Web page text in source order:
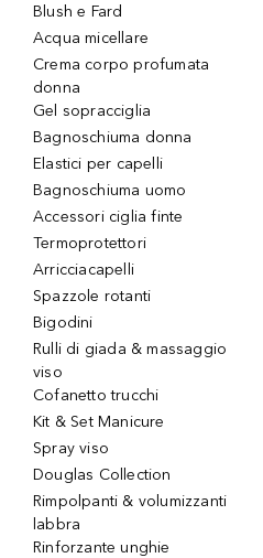
Blush e Fard
Acqua micellare
Crema corpo profumata
donna
Gel sopracciglia
Bagnoschiuma donna
Elastici per capelli
Bagnoschiuma uomo
Accessori ciglia finte
Termoprotettori
Arricciacapelli
Spazzole rotanti
Bigodini
Rulli di giada & massaggio
viso
Cofanetto trucchi
Kit & Set Manicure
Spray viso
Douglas Collection
Rimpolpanti & volumizzanti
labbra
Rinforzante unghie